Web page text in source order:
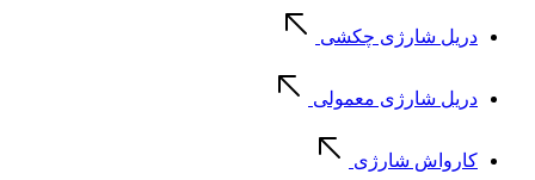
دریل شارژی چکشی
دریل شارژی معمولی
کارواش شارژی